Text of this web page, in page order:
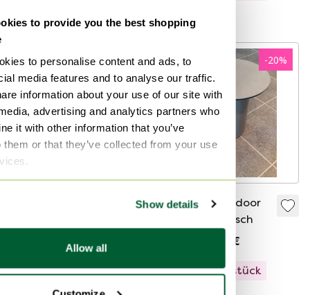
to provide you the best shopping
to personalise content and ads, to
media features and to analyse our traffic.
information about your use of our site with
advertising and analytics partners who
it with other information that you’ve
them or that they’ve collected from your use
Show details
Allow all
Kuratiert
Kuratiert
-53%
Gartenzubehör -
130x130
Ausstellungsstück
-20%
Rolf Benz Outdoor
Yoko Beistelltisch
1.149 €
Ausstellungsstück